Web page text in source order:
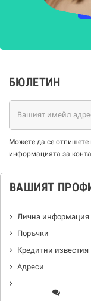
БЮЛЕТИН
Можете да се
информацията за
ВАШИЯТ
Лична информация
Поръчки
Кредитни известия
Адреси